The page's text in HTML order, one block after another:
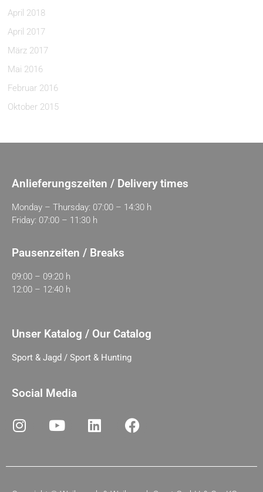
April 2018
April 2017
März 2017
Mai 2016
Februar 2016
Oktober 2015
Anlieferungszeiten / Delivery times
Monday – Thursday: 07:00 – 14:30 h
Friday: 07:00 – 11:30 h
Pausenzeiten / Breaks
09:00 – 09:20 h
12:00 – 12:40 h
Unser Katalog / Our Catalog
Sport & Jagd / Sport & Hunting
Social Media